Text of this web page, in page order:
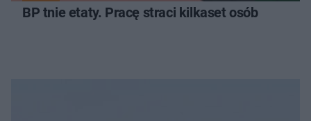
BP tnie etaty. Pracę straci kilkaset osób